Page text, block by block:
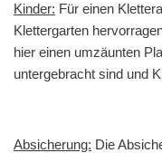
Kinder: Für einen
Klettergarten
hier einen umzäunten
untergebracht sind und
Absicherung: Die